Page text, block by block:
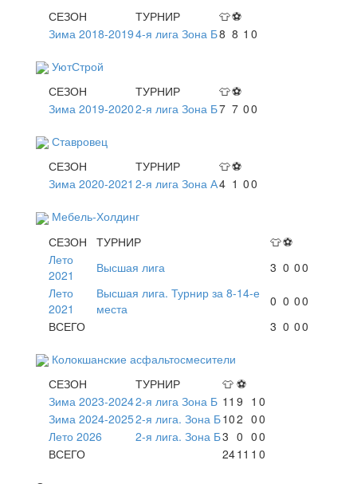
СЕЗОН
ТУРНИР 👕⚽
Зима 2018-20194-я лига Зона Б8 8 1 0
УютСтрой
СЕЗОН
ТУРНИР 👕⚽
Зима 2019-20202-я лига Зона Б7 7 00
Ставровец
СЕЗОН
ТУРНИР 👕⚽
Зима 2020-2021 2-я лига Зона А4 1 00
Мебель-Холдинг
СЕЗОН
ТУРНИР 👕⚽
Лето
2021
Высшая лига 3 0 00
Лето
2021
Высшая лига. Турнир за 8-14-е
места
0 0 00
ВСЕГО
3 0 00
Колокшанские асфальтосмесители
СЕЗОН
ТУРНИР 👕 ⚽
Зима 2023-20242-я лига Зона Б 11 9 1 0
Зима 2024-20252-я лига. Зона Б102 00
Лето 2026
2-я лига. Зона Б3 0 00
ВСЕГО
2411 1 0